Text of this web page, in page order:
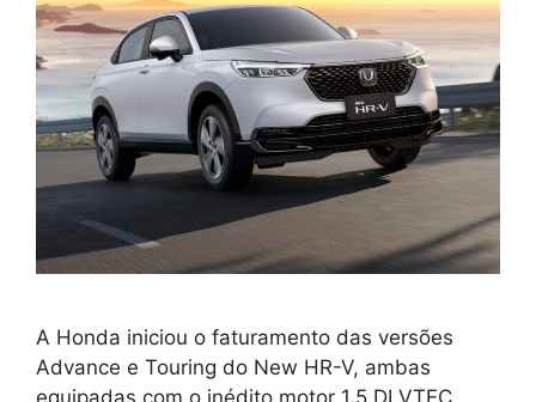
A Honda iniciou o faturamento das versões
Advance e Touring do New HR-V, ambas
equipadas com o inédito motor 1.5 DI VTEC